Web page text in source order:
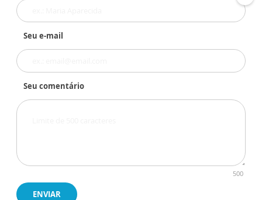
Seu e-mail
Seu comentário
500
ENVIAR